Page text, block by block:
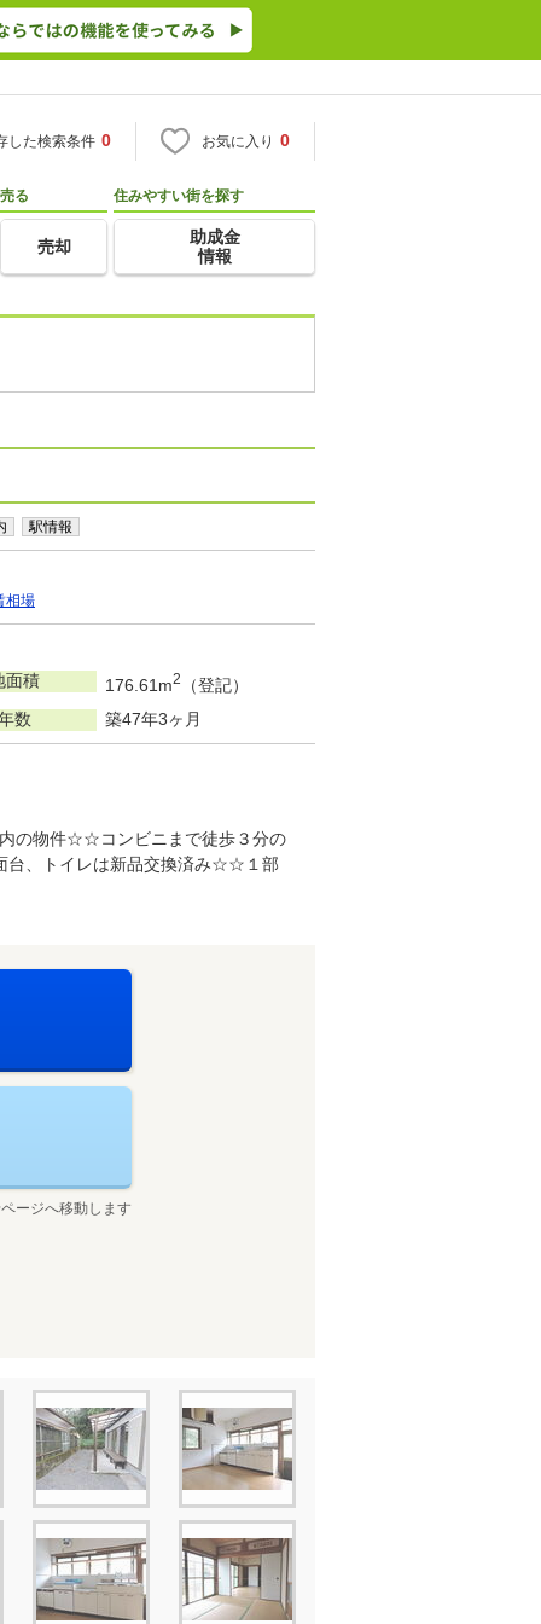
した検索条件 0 お気に入り 0
売る
売却
住みやすい街を探す
助成金
情報
駅情報
相場
面積 176.61m2
（登記）
数
築47年3ヶ月
の物件☆☆コンビニまで徒歩３分の
、トイレは新品交換済み☆☆１部
ージへ移動します